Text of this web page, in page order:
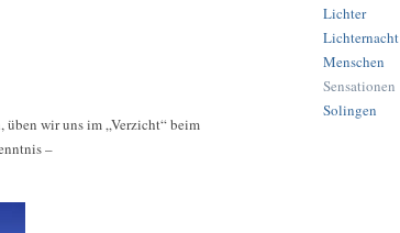
Lichter
Lichternacht
Menschen
Sensationen
Solingen
üben wir uns im „Verzicht“ beim
–